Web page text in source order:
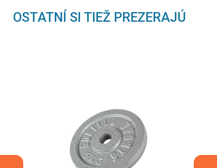
OSTATNÍ SI TIEŽ PREZERAJÚ